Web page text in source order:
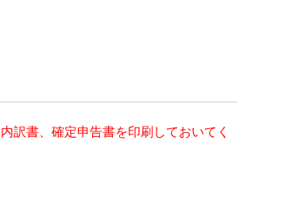
訳書、確定申告書を印刷しておいてく